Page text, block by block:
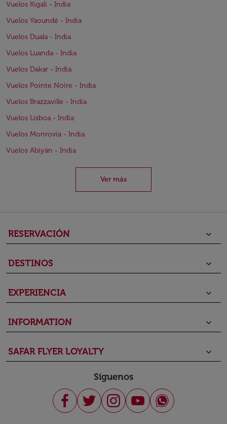
Vuelos Kigali - India
Vuelos Yaoundé - India
Vuelos Duala - India
Vuelos Luanda - India
Vuelos Dakar - India
Vuelos Pointe Noire - India
Vuelos Brazzaville - India
Vuelos Lisboa - India
Vuelos Monrovia - India
Vuelos Abiyán - India
Ver más
RESERVACIÓN keyboard_arrow_down
DESTINOS keyboard_arrow_down
EXPERIENCIA keyboard_arrow_down
INFORMATION keyboard_arrow_down
SAFAR FLYER LOYALTY keyboard_arrow_down
Síguenos